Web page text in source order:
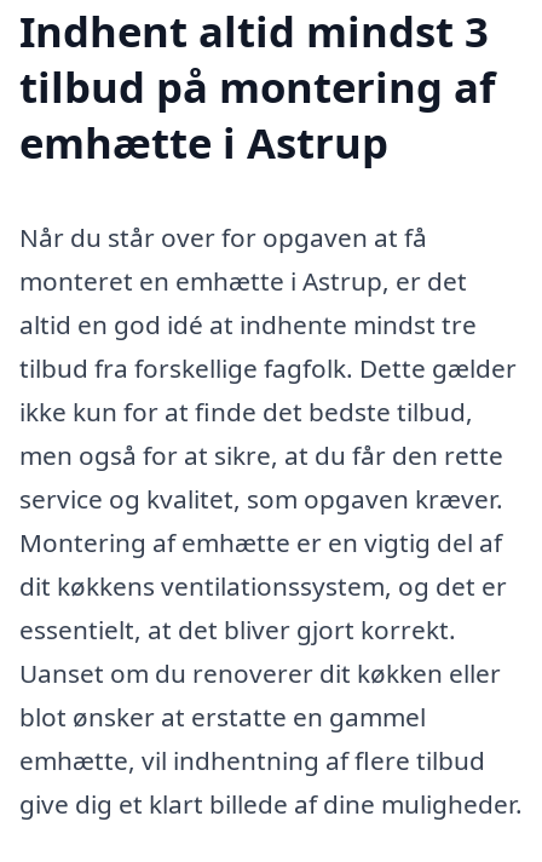
Indhent altid mindst 3
tilbud på montering af
emhætte i Astrup
Når du står over for opgaven at få
monteret en emhætte i Astrup, er det
altid en god idé at indhente mindst tre
tilbud fra forskellige fagfolk. Dette gælder
ikke kun for at finde det bedste tilbud,
men også for at sikre, at du får den rette
service og kvalitet, som opgaven kræver.
Montering af emhætte er en vigtig del af
dit køkkens ventilationssystem, og det er
essentielt, at det bliver gjort korrekt.
Uanset om du renoverer dit køkken eller
blot ønsker at erstatte en gammel
emhætte, vil indhentning af flere tilbud
give dig et klart billede af dine muligheder.